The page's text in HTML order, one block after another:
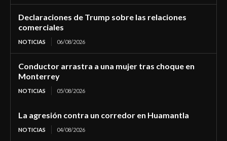
Declaraciones de Trump sobre las relaciones
comerciales
NOTICIAS 06/08/2026
Conductor arrastra a una mujer tras choque en
Monterrey
NOTICIAS 05/08/2026
La agresión contra un corredor en Huamantla
NOTICIAS 04/08/2026